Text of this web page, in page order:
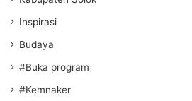
Inspirasi
Budaya
#Buka program
#Kemnaker